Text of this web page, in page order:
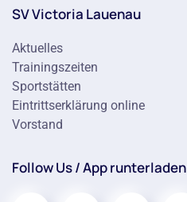
SV Victoria Lauenau
Aktuelles
Trainingszeiten
Sportstätten
Eintrittserklärung online
Vorstand
Follow Us / App runterladen